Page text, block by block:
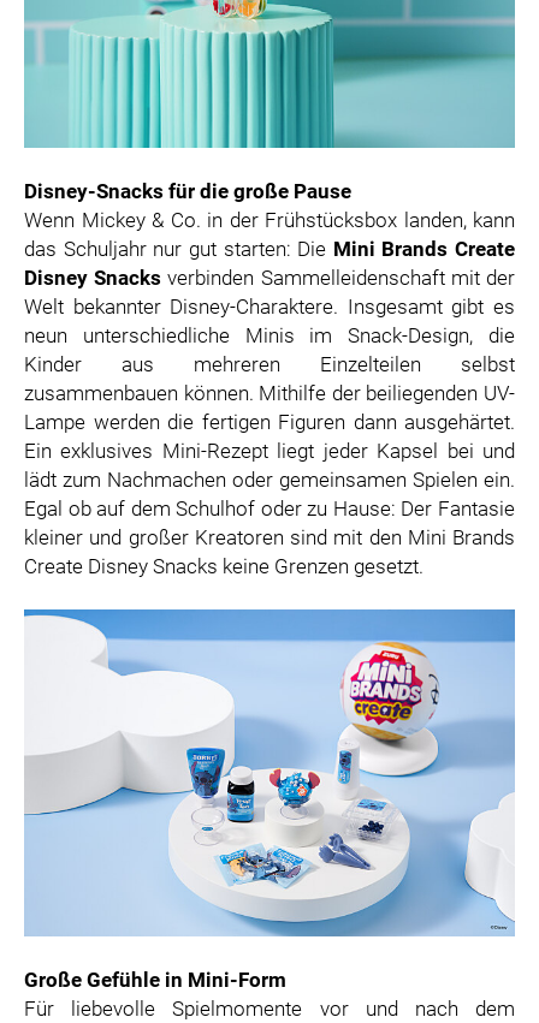
Disney-Snacks für die große Pause
Wenn Mickey & Co. in der Frühstücksbox landen, kann
das Schuljahr nur gut starten: Die Mini Brands Create
Disney Snacks verbinden Sammelleidenschaft mit der
Welt bekannter Disney-Charaktere. Insgesamt gibt es
neun unterschiedliche Minis im Snack-Design, die
Kinder aus mehreren Einzelteilen selbst
zusammenbauen können. Mithilfe der beiliegenden UV-
Lampe werden die fertigen Figuren dann ausgehärtet.
Ein exklusives Mini-Rezept liegt jeder Kapsel bei und
lädt zum Nachmachen oder gemeinsamen Spielen ein.
Egal ob auf dem Schulhof oder zu Hause: Der Fantasie
kleiner und großer Kreatoren sind mit den Mini Brands
Create Disney Snacks keine Grenzen gesetzt.
Große Gefühle in Mini-Form
Für liebevolle Spielmomente vor und nach dem